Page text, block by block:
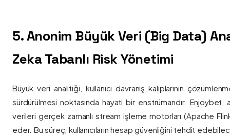
5. Anonim Büyük Veri (Big Data)
Zeka Tabanlı Risk Yönetimi
Büyük veri analitiği, kullanıcı davranış kalıplarının
sürdürülmesi noktasında hayati bir enstrümandır. Enjoybet,
verileri gerçek zamanlı stream işleme motorları (Apache Flink
eder. Bu süreç, kullanıcıların hesap güvenliğini tehdit